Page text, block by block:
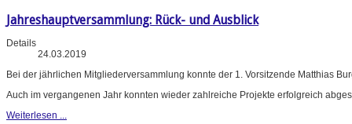
Jahreshauptversammlung: Rück- und Ausblick
Details
24.03.2019
Bei der jährlichen Mitgliederversammlung konnte der 1. Vorsitzende Matthias
Auch im vergangenen Jahr konnten wieder zahlreiche Projekte erfolgreich
Weiterlesen ...